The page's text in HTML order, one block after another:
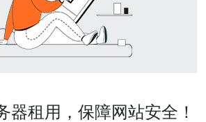
器租用，保障网站安全！